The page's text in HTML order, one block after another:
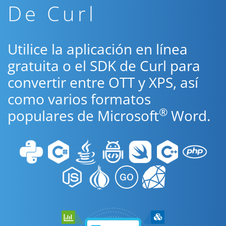
De Curl
Utilice la aplicación en línea
gratuita o el SDK de Curl para
convertir entre OTT y XPS, así
como varios formatos
populares de Microsoft® Word.